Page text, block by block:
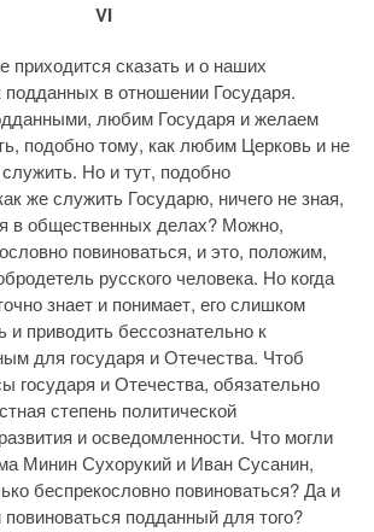
VI
приходится сказать и о наших
подданных в отношении Государя.
любим Государя и желаем
подобно тому, как любим Церковь и не
Но и тут, подобно
же служить Государю, ничего не зная,
в общественных делах? Можно,
повиноваться, и это, положим,
русского человека. Но когда
знает и понимает, его слишком
и приводить бессознательно к
для государя и Отечества. Чтоб
государя и Отечества, обязательно
степень политической
и осведомленности. Что могли
Минин Сухорукий и Иван Сусанин,
беспрекословно повиноваться? Да и
подданный для того?